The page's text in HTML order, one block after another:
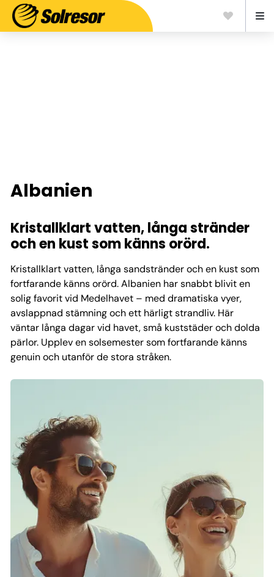
Albanien
Kristallklart vatten, långa stränder
och en kust som känns orörd.
Kristallklart vatten, långa sandstränder och en kust som
fortfarande känns orörd. Albanien har snabbt blivit en
solig favorit vid Medelhavet – med dramatiska vyer,
avslappnad stämning och ett härligt strandliv. Här
väntar långa dagar vid havet, små kuststäder och dolda
pärlor. Upplev en solsemester som fortfarande känns
genuin och utanför de stora stråken.